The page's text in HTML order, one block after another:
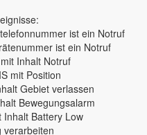
ist ein Notruf
ist ein Notruf
Inhalt Notruf
mit Position
Gebiet verlassen
Bewegungsalarm
Inhalt Battery Low
verarbeiten